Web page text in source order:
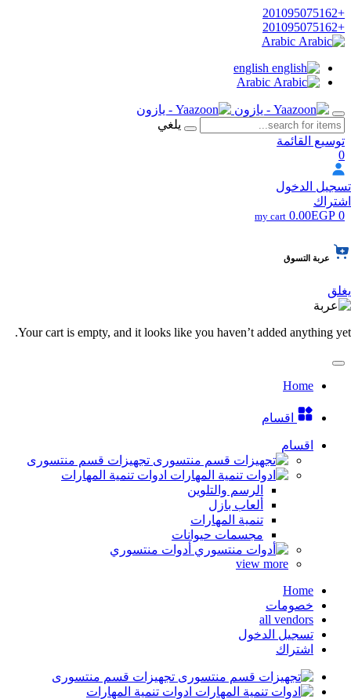
+201095075162
+201095075162
english
Arabic
يلغي
توسيع القائمة
0
تسجيل الدخول
اشتراك
0
my cart 0.00EGP
عربة التسوق
يغلق
Your cart is empty, and it looks like you haven’t added anything yet.
Home
اقسام
اقسام
تجهيزات قسم منتسورى
ادوات تنمية المهارات
الرسم والتلوين
ألعاب بازل
تنمية المهارات
مجسمات حيوانات
أدوات منتسوري
view more
Home
خصومات
all vendors
تسجيل الدخول
اشتراك
تجهيزات قسم منتسورى
ادوات تنمية المهارات